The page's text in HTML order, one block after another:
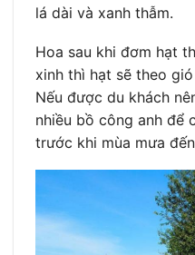
lá dài và xanh thẫm.
Hoa sau khi đơm hạt
xinh thì hạt sẽ theo
Nếu được du khách
nhiều bồ công anh để
trước khi mùa mưa